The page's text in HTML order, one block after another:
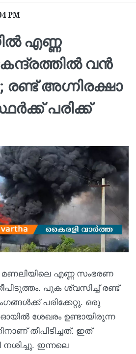
PM
എണ്ണ
വൻ
രണ്ട് അ​ഗ്നിരക്ഷാ
പരിക്ക്
എണ്ണ സംഭരണ
പുക ശ്വസിച്ച് രണ്ട്
പരിക്കേറ്റു. ഒരു
ഓയിൽ ശേഖരം ഉണ്ടായിരുന്ന
തീപിടിച്ചത്. ഇത്
ഇന്നലെ